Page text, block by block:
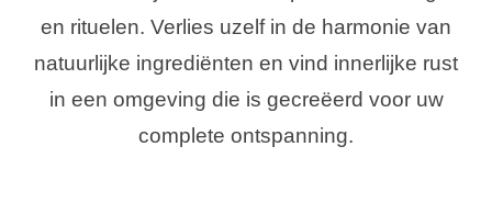
en rituelen. Verlies uzelf in de harmonie van
natuurlijke ingrediënten en vind innerlijke rust
in een omgeving die is gecreëerd voor uw
complete ontspanning.